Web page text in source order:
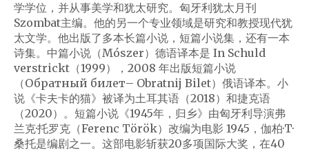
学学位，并从事美学和犹太研究。匈牙利犹太月刊
Szombat主编。他的另一个专业领域是研究和教授现代犹
太文学。他出版了多本长篇小说，短篇小说集，还有一本
诗集。中篇小说（Mószer）德语译本是 In Schuld
verstrickt（1999），2008 年出版短篇小说
（Обратный билет– Obratnij Bilet）俄语译本。小
说《卡夫卡的猫》被译为土耳其语（2018）和捷克语
（2020）。短篇小说《1945年，归乡》由匈牙利导演弗
兰克·托罗克（Ferenc Török）改编为电影 1945，伽柏·T·
桑托是编剧之一。这部电影斩获20多项国际大奖，在40